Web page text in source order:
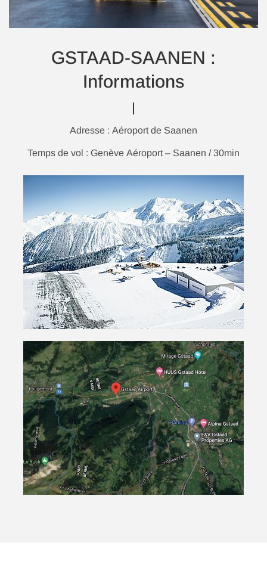
GSTAAD-SAANEN :
Informations
Adresse : Aéroport de Saanen
Temps de vol : Genève Aéroport – Saanen / 30min